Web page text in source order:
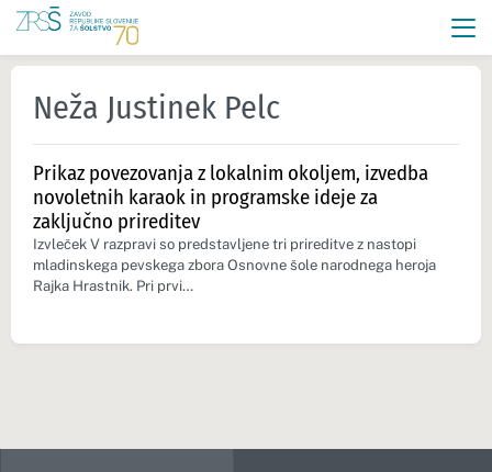
Neža Justinek Pelc
Prikaz povezovanja z lokalnim okoljem, izvedba
novoletnih karaok in programske ideje za
zaključno prireditev
Izvleček V razpravi so predstavljene tri prireditve z nastopi
mladinskega pevskega zbora Osnovne šole narodnega heroja
Rajka Hrastnik. Pri prvi…